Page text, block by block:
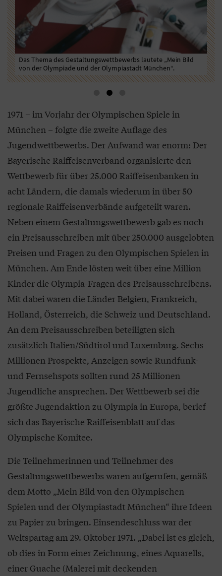
Das Thema des Gestaltungswettbewerbs lautete „Mein Bild
von der Olympiade und der Olympiastadt München“.
1971 – im Vorjahr der Olympischen Spiele in
München – folgte die zweite Auflage des
Jugendwettbewerbs. Der Aufwand war enorm: Der
Bayerische Raiffeisenverband organisierte den
Wettbewerb für über 25.000 Raiffeisenbanken in
acht Ländern, die damals wiederum in über 50
regionale Raiffeisenverbände aufgeteilt waren.
Neben einem Gestaltungswettbewerb gab es noch
ein Preisausschreiben mit über 250.000 ausgelobten
Preisen und Fragen zu den Olympischen Spielen in
München. Am Ende lösten weit über eine Million
Kinder die Olympia-Fragen des Preisausschreibens.
Mit dabei waren die Länder Belgien, Frankreich,
Holland, Österreich, die Schweiz und Deutschland.
An dem Preisausschreiben beteiligten sich
zusätzlich Italien/Südtirol und Luxemburg. Sechs
Millionen Prospekte, Anzeigen sowie Rundfunk-
und Fernsehspots sollten rund 25 Millionen
Jugendliche ansprechen. Der Wettbewerb sei die
größte Jugendaktion zu Olympia in Europa, berief
sich das Bayerische Raiffeisenblatt auf das
Olympische Komitee.
Die Teilnehmerinnen und Teilnehmer des
Gestaltungswettbewerbs waren aufgerufen, gemäß
dem Motto „Mein Bild von den Olympischen
Spielen und der Olympiastadt München“ ihre Ideen
zu Papier zu bringen. Einsendeschluss war der
Weltspartag am 29. Oktober 1971. „Dabei ist es gleich,
ob dies in Form einer Zeichnung, eines Aquarells,
einer Guache (Malerei mit deckenden